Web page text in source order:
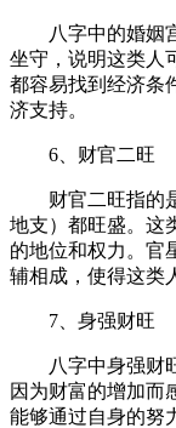
八字中的婚姻
坐守，说明这类人
都容易找到经济条
济支持。
6、财官二旺
财官二旺指的
地支）都旺盛。这
的地位和权力。官
辅相成，使得这类
7、身强财旺
八字中身强财
因为财富的增加而
能够通过自身的努